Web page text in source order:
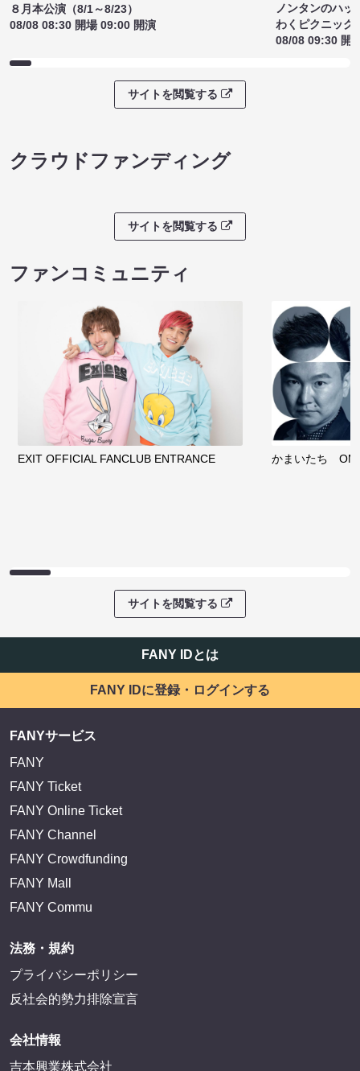
８月本公演（8/1～8/23）
08/08 08:30 開場 09:00 開演
ノンタンのハッ
わくピクニック
08/08 09:30 開
サイトを閲覧する
クラウドファンディング
サイトを閲覧する
ファンコミュニティ
EXIT OFFICIAL FANCLUB ENTRANCE かまいたち
サイトを閲覧する
FANY IDとは
FANY IDに登録・ログインする
FANYサービス
FANY
FANY Ticket
FANY Online Ticket
FANY Channel
FANY Crowdfunding
FANY Mall
FANY Commu
法務・規約
プライバシーポリシー
反社会的勢力排除宣言
会社情報
吉本興業株式会社